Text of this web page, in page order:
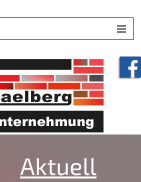
UNTERNEHMEN
LEISTUNGEN
TOOLBOX
Aktuell